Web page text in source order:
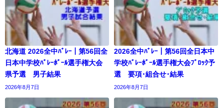
北海道 2026全中ﾊﾞﾚｰ｜第56回全
日本中学校ﾊﾞﾚｰﾎﾞｰﾙ選手権大会
県予選 男子結果
2026年8月7日
2026全中ﾊﾞﾚｰ｜第56回全日本中
学校ﾊﾞﾚｰﾎﾞｰﾙ選手権大会ﾌﾞﾛｯｸ予
選 要項･組合せ･結果
2026年8月7日